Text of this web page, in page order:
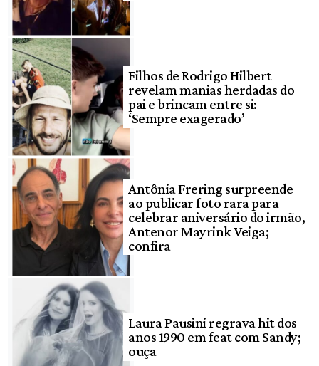
Filhos de Rodrigo Hilbert
revelam manias herdadas do
pai e brincam entre si:
‘Sempre exagerado’
Antônia Frering surpreende
ao publicar foto rara para
celebrar aniversário do irmão,
Antenor Mayrink Veiga;
confira
Laura Pausini regrava hit dos
anos 1990 em feat com Sandy;
ouça